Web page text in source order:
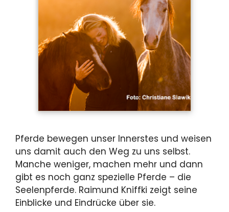
Pferde bewegen unser Innerstes und weisen
uns damit auch den Weg zu uns selbst.
Manche weniger, machen mehr und dann
gibt es noch ganz spezielle Pferde – die
Seelenpferde. Raimund Kniffki zeigt seine
Einblicke und Eindrücke über sie.